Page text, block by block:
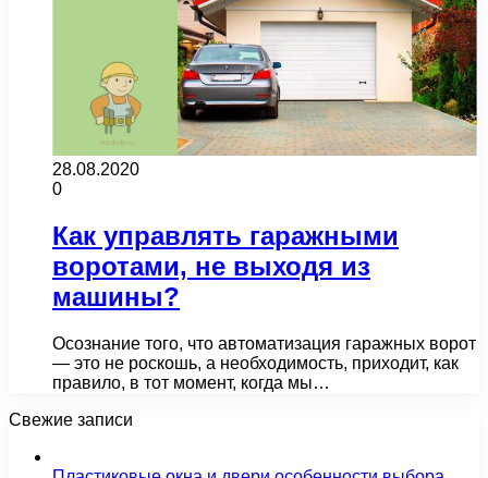
28.08.2020
0
Как управлять гаражными
воротами, не выходя из
машины?
Осознание того, что автоматизация гаражных ворот
— это не роскошь, а необходимость, приходит, как
правило, в тот момент, когда мы…
Свежие записи